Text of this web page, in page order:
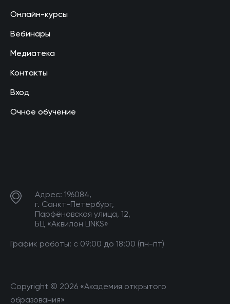
Онлайн-курсы
Вебинары
Медиатека
Контакты
Вход
Очное обучение
Адрес: 196084,
г. Санкт-Петербург,
Парфёновская улица, 12,
БЦ «Аквилон LINKS»
График работы: с 09:00 до 18:00 (пн-пт)
Copyright © 2026 «Академия открытого
образования»